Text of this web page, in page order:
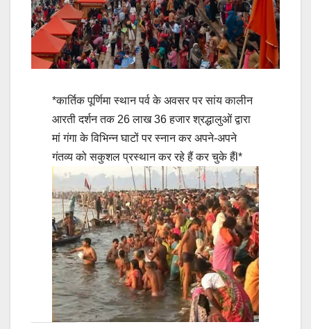
*कार्तिक पूर्णिमा स्थान पर्व के अवसर पर सांय कालीन
आरती दर्शन तक 26 लाख 36 हजार श्रद्धालुओं द्वारा
मां गंगा के विभिन्न घाटों पर स्नान कर अपने-अपने
गंतव्य को सकुशल प्रस्थान कर रहे हैं कर चुके हैंl*
Post
navigation